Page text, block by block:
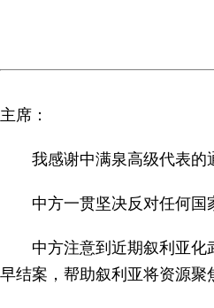
主席：
我感谢中满泉高级代表的
中方一贯坚决反对任何
中方注意到近期叙利亚
早结案，帮助叙利亚将资源聚